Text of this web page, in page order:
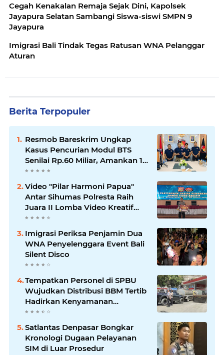
Cegah Kenakalan Remaja Sejak Dini, Kapolsek
Jayapura Selatan Sambangi Siswa-siswi SMPN 9
Jayapura
Imigrasi Bali Tindak Tegas Ratusan WNA Pelanggar
Aturan
Berita Terpopuler
Resmob Bareskrim Ungkap
Kasus Pencurian Modul BTS
Senilai Rp.60 Miliar, Amankan 12
Tersangka
Video "Pilar Harmoni Papua"
Antar Sihumas Polresta Raih
Juara II Lomba Video Kreatif
Hari Bhayangkara ke-80
Imigrasi Periksa Penjamin Dua
WNA Penyelenggara Event Bali
Silent Disco
‎Tempatkan Personel di SPBU
Wujudkan Distribusi BBM Tertib
Hadirkan Kenyamanan
Masyarakat
Satlantas Denpasar Bongkar
Kronologi Dugaan Pelayanan
SIM di Luar Prosedur